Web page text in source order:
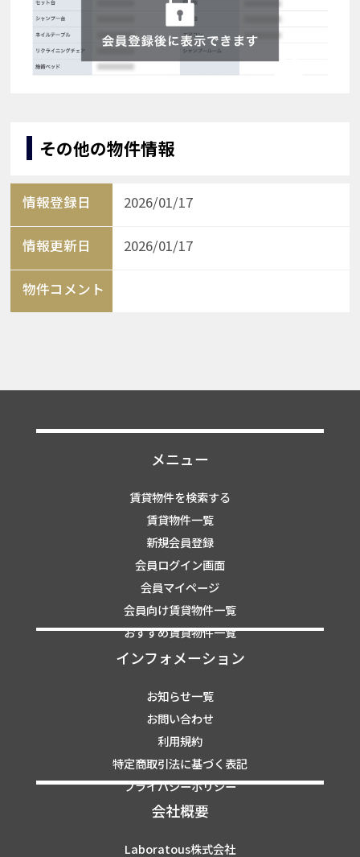
その他の物件情報
情報登録日 2026/01/17
情報更新日 2026/01/17
物件コメント
メニュー
賃貸物件を検索する
賃貸物件一覧
新規会員登録
会員ログイン画面
会員マイページ
会員向け賃貸物件一覧
おすすめ賃貸物件一覧
インフォメーション
お知らせ一覧
お問い合わせ
利用規約
特定商取引法に基づく表記
プライバシーポリシー
会社概要
Laboratous株式会社